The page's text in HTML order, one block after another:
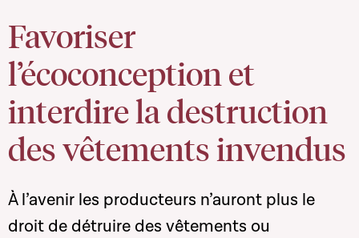
Favoriser
l’écoconception et
interdire la destruction
des vêtements invendus
À l’avenir les producteurs n’auront plus le
droit de détruire des vêtements ou